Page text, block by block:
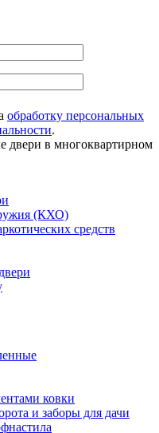
обработку персональных
.
двери в многоквартирном
(КХО)
средств
ковки
и заборы для дачи